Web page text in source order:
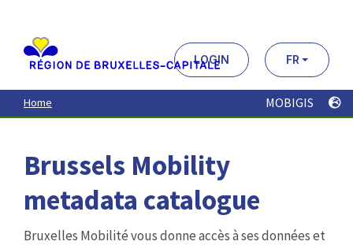
contenu
principal
LOGIN FR
Home MOBIGIS
Brussels Mobility
metadata catalogue
Bruxelles Mobilité vous donne accès à ses données et